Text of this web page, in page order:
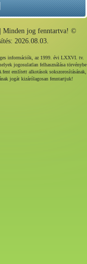
jog fenntartva! ©
2026.08.03.
információk, az 1999. évi LXXVI. tv.
jogosulatlan felhasználása törvénybe
említett alkotások sokszorosításának,
jogát kizárólagosan fenntartjuk!